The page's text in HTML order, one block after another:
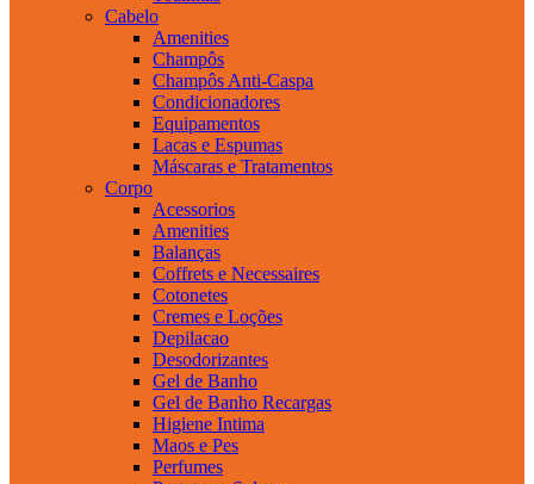
Cabelo
Amenities
Champôs
Champôs Anti-Caspa
Condicionadores
Equipamentos
Lacas e Espumas
Máscaras e Tratamentos
Corpo
Acessorios
Amenities
Balanças
Coffrets e Necessaires
Cotonetes
Cremes e Loções
Depilacao
Desodorizantes
Gel de Banho
Gel de Banho Recargas
Higiene Intima
Maos e Pes
Perfumes